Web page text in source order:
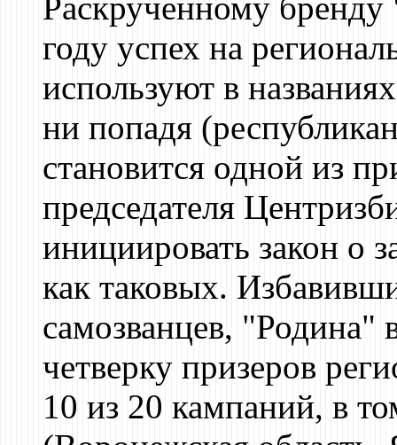
году успех на
используют в
ни попадя
становится одной из
председателя
инициировать закон о
как таковых.
самозванцев, "Родина"
четверку призеров
10 из 20 кампаний, в